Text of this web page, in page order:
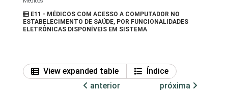
E11 - MÉDICOS COM ACESSO A COMPUTADOR NO
ESTABELECIMENTO DE SAÚDE, POR FUNCIONALIDADES
ELETRÔNICAS DISPONÍVEIS EM SISTEMA
View expanded table
Índice
anterior
próxima